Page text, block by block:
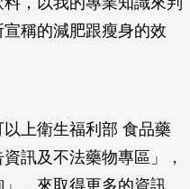
稱的減肥跟瘦身的效
上衛生福利部 食品藥
訊及不法藥物專區」，
，來取得更多的資訊。